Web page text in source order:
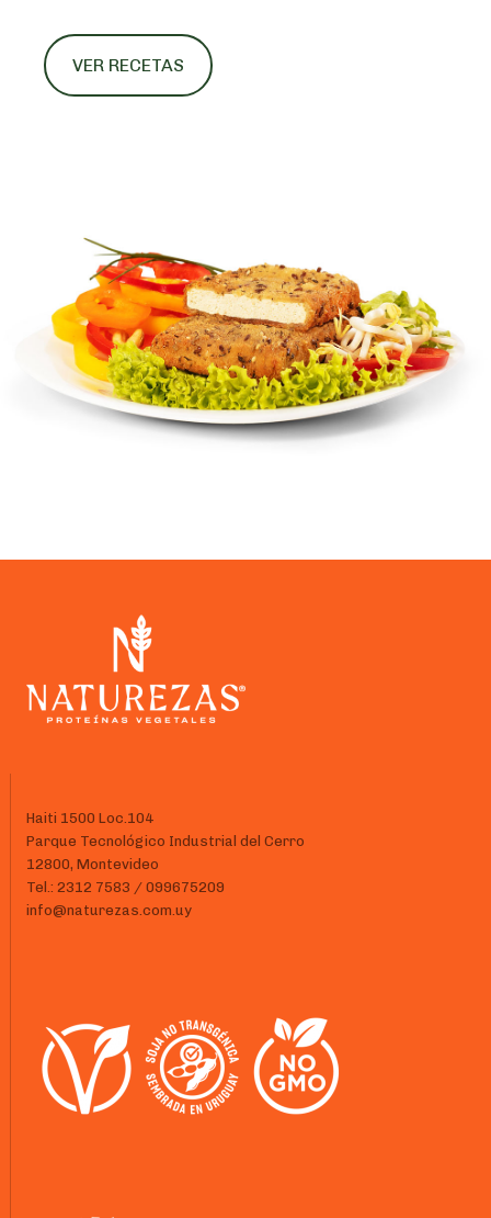
VER RECETAS
Haiti 1500 Loc.104
Parque Tecnológico Industrial del Cerro
12800, Montevideo
Tel.: 2312 7583 / 099675209
info@naturezas.com.uy